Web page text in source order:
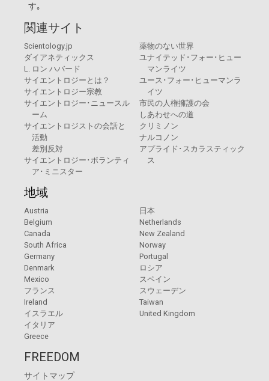
す｡
関連サイト
Scientology.jp
ダイアネティックス
L. ロン ハバード
サイエントロジーとは？
サイエントロジー宗教
サイエントロジー･ニュースル
ーム
サイエントロジストの会話と
活動
差別反対
サイエントロジー･ボランティ
ア･ミニスター
薬物のない世界
ユナイテッド･フォー･ヒュー
マンライツ
ユース･フォー･ヒューマンラ
イツ
市民の人権擁護の会
しあわせへの道
クリミノン
ナルコノン
アプライド･スカラスティック
ス
地域
Austria
Belgium
Canada
South Africa
Germany
Denmark
Mexico
フランス
Ireland
イスラエル
イタリア
Greece
日本
Netherlands
New Zealand
Norway
Portugal
ロシア
スペイン
スウェーデン
Taiwan
United Kingdom
FREEDOM
サイトマップ